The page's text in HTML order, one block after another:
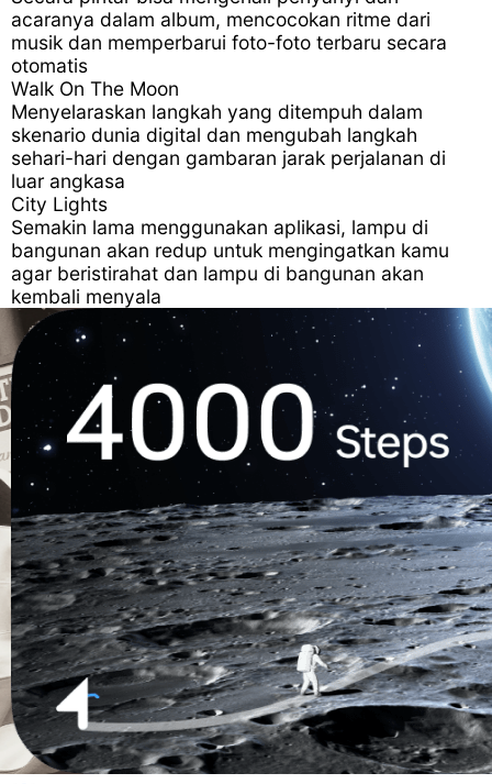
acaranya dalam album, mencocokan ritme dari
musik dan memperbarui foto-foto terbaru secara
otomatis
Walk On The Moon
Menyelaraskan langkah yang ditempuh dalam
skenario dunia digital dan mengubah langkah
sehari-hari dengan gambaran jarak perjalanan di
luar angkasa
City Lights
Semakin lama menggunakan aplikasi, lampu di
bangunan akan redup untuk mengingatkan kamu
agar beristirahat dan lampu di bangunan akan
kembali menyala